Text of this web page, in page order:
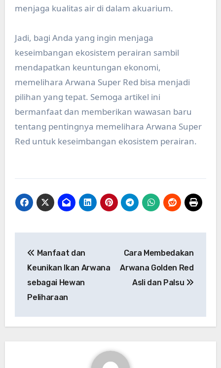
menjaga kualitas air di dalam akuarium.
Jadi, bagi Anda yang ingin menjaga
keseimbangan ekosistem perairan sambil
mendapatkan keuntungan ekonomi,
memelihara Arwana Super Red bisa menjadi
pilihan yang tepat. Semoga artikel ini
bermanfaat dan memberikan wawasan baru
tentang pentingnya memelihara Arwana Super
Red untuk keseimbangan ekosistem perairan.
navigation
Manfaat dan
Keunikan Ikan Arwana
sebagai Hewan
Peliharaan
Cara Membedakan
Arwana Golden Red
Asli dan Palsu